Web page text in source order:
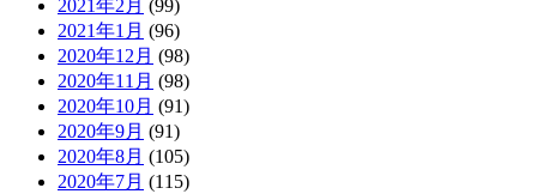
2021年2月 (99)
2021年1月 (96)
2020年12月 (98)
2020年11月 (98)
2020年10月 (91)
2020年9月 (91)
2020年8月 (105)
2020年7月 (115)